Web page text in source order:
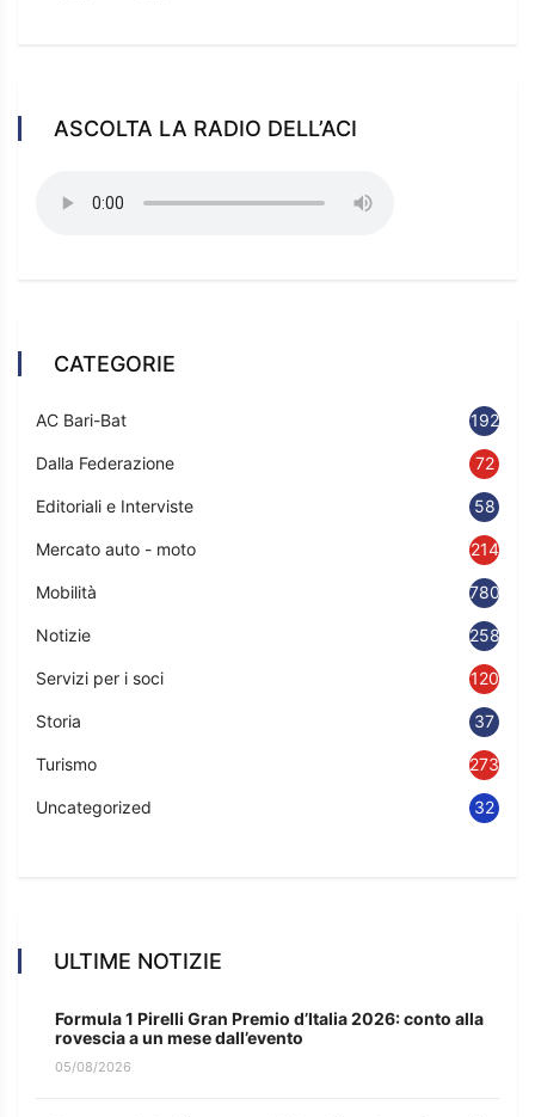
ASCOLTA LA RADIO DELL’ACI
CATEGORIE
AC Bari-Bat 192
Dalla Federazione 72
Editoriali e Interviste 58
Mercato auto - moto 214
Mobilità 780
Notizie 2583
Servizi per i soci 120
Storia 37
Turismo 273
Uncategorized 32
ULTIME NOTIZIE
Formula 1 Pirelli Gran Premio d’Italia 2026: conto alla
rovescia a un mese dall’evento
05/08/2026